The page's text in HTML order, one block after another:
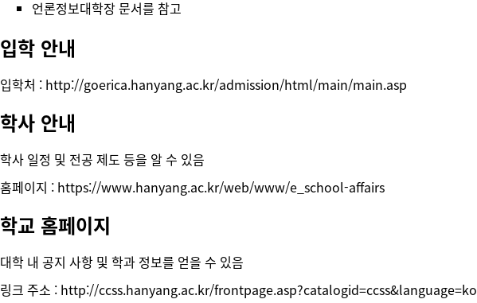
언론정보대학장문서를 참고
입학 안내
입학처 : http://goerica.hanyang.ac.kr/admission/html/main/main.asp
학사 안내
학사 일정 및 전공 제도 등을 알 수 있음
홈페이지 : https://www.hanyang.ac.kr/web/www/e_school-affairs
학교 홈페이지
대학 내 공지 사항 및 학과 정보를 얻을 수 있음
링크 주소 : http://ccss.hanyang.ac.kr/frontpage.asp?catalogid=ccss&language=ko